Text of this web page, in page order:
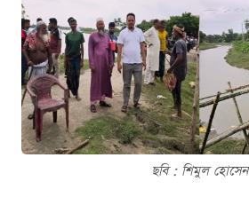
ছবি : শিমুল হোসেন